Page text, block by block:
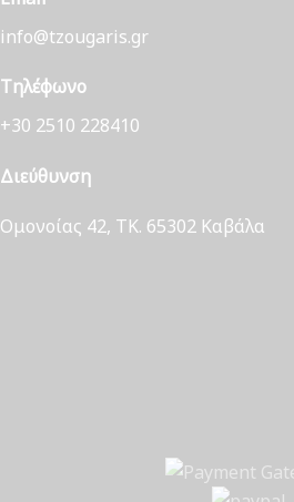
info@tzougaris.gr
Τηλέφωνο
+30 2510 228410
Διεύθυνση
Ομονοίας 42, ΤΚ. 65302 Καβάλα